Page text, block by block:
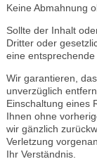
Keine Abmahnung
Sollte der Inhalt
Dritter oder
eine entsprechende
Wir garantieren,
unverzüglich
Einschaltung eines
Ihnen ohne
wir gänzlich
Verletzung
Ihr Verständnis.